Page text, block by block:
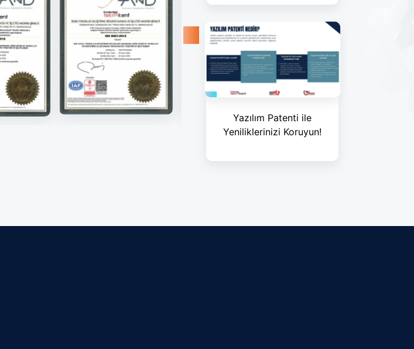
Yazılım Patenti ile
Yeniliklerinizi Koruyun!